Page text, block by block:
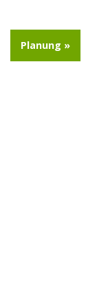
Planung »